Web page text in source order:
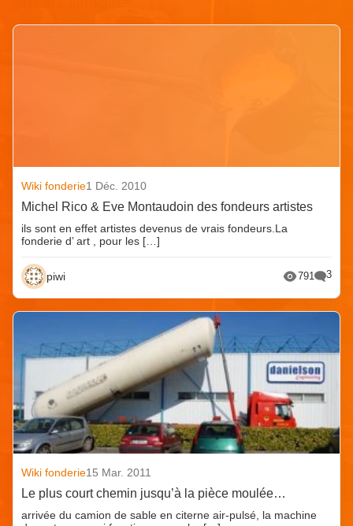
Wiki fonderie1 Déc. 2010
Michel Rico & Eve Montaudoin des fondeurs artistes
ils sont en effet artistes devenus de vrais fondeurs.La
fonderie d’ art , pour les […]
piwi 791 3
Wiki fonderie15 Mar. 2011
Le plus court chemin jusqu’à la pièce moulée…
arrivée du camion de sable en citerne air-pulsé, la machine